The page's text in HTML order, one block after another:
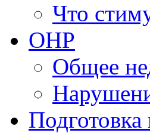
Что
ОНР
Общее